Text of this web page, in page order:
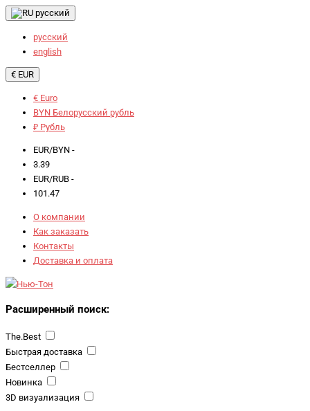
русский
русский
english
€ EUR
€ Euro
BYN Белорусский рубль
₽ Рубль
EUR/BYN -
3.39
EUR/RUB -
101.47
О компании
Как заказать
Контакты
Доставка и оплата
Расширенный поиск:
The.Best
Быстрая доставка
Бестселлер
Новинка
3D визуализация